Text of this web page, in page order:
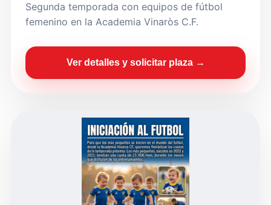
Segunda temporada con equipos de fútbol
femenino en la Academia Vinaròs C.F.
Ver detalles y solicitar plaza →